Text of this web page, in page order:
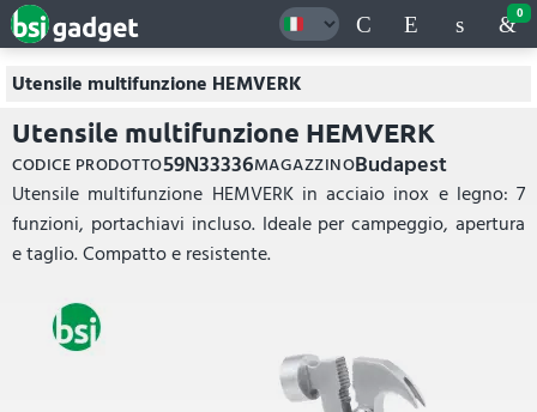
0
Utensile multifunzione HEMVERK
Utensile multifunzione HEMVERK
CODICE PRODOTTO59N33336MAGAZZINOBudapest
Utensile multifunzione HEMVERK in acciaio inox e legno: 7
funzioni, portachiavi incluso. Ideale per campeggio, apertura
e taglio. Compatto e resistente.